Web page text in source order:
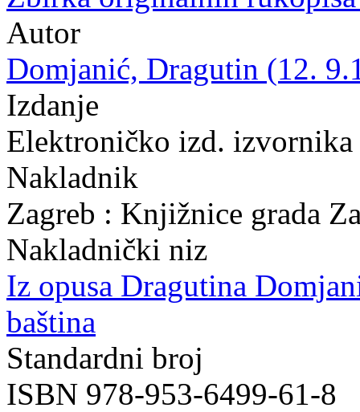
Autor
Domjanić, Dragutin (12.
Izdanje
Elektroničko izd. izvornika
Nakladnik
Zagreb : Knjižnice grada
Nakladnički niz
Iz opusa Dragutina
baština
Standardni broj
ISBN 978-953-6499-61-8